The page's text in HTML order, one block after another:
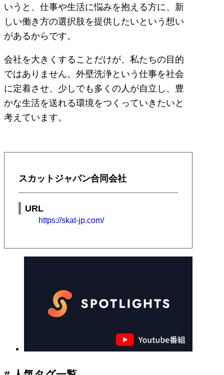
いうと、仕事や生活に悩みを抱える方に、新
しい働き方の選択肢を提供したいという想い
があるからです。
会社を大きくすることだけが、私たちの目的
ではありません。外壁洗浄という仕事を社会
に定着させ、少しでも多くの人が自立し、豊
かな生活を送れる環境をつくっていきたいと
考えています。
スカットジャパン合同会社
URL
https://skat-jp.com/